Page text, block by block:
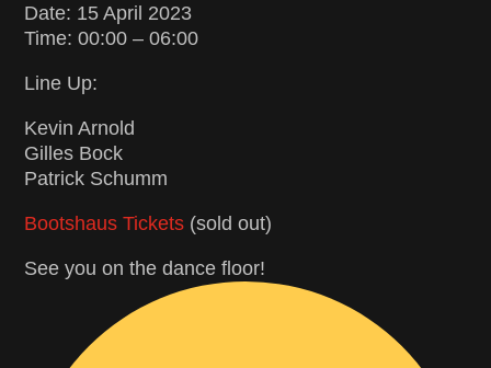
Date: 15 April 2023
Time: 00:00 – 06:00
Line Up:
Kevin Arnold
Gilles Bock
Patrick Schumm
Bootshaus Tickets (sold out)
See you on the dance floor!